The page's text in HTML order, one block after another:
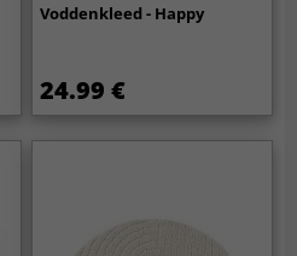
Voddenkleed - Happy
24.99 €